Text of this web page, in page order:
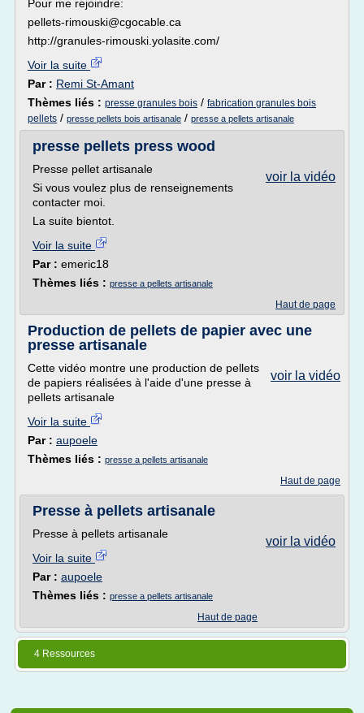
Pour me rejoindre:
pellets-rimouski@cgocable.ca
http://granules-rimouski.yolasite.com/
Voir la suite
Par : Remi St-Amant
Thèmes liés : presse granules bois / fabrication granules bois
pellets / presse pellets bois artisanale / presse a pellets artisanale
presse pellets press wood
voir la vidéo
Presse pellet artisanale
Si vous voulez plus de renseignements
contacter moi.
La suite bientot.
Voir la suite
Par : emeric18
Thèmes liés : presse a pellets artisanale
Haut de page
Production de pellets de papier avec une
presse artisanale
voir la vidéo
Cette vidéo montre une production de pellets
de papiers réalisées à l'aide d'une presse à
pellets artisanale
Voir la suite
Par : aupoele
Thèmes liés : presse a pellets artisanale
Haut de page
Presse à pellets artisanale
voir la vidéo
Presse à pellets artisanale
Voir la suite
Par : aupoele
Thèmes liés : presse a pellets artisanale
Haut de page
4 Ressources